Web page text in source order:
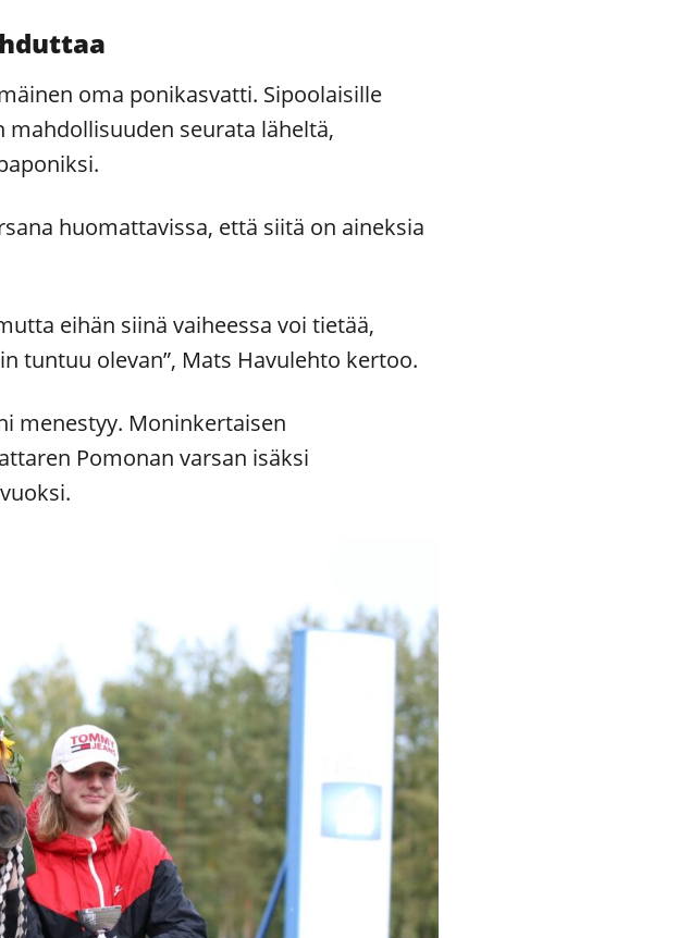
oma ponikasvatti. Sipoolaisille
seurata läheltä,
huomattavissa, että siitä on aineksia
eihän siinä vaiheessa voi tietää,
tuntuu olevan”, Mats Havulehto kertoo.
menestyy. Moninkertaisen
Pomonan varsan isäksi